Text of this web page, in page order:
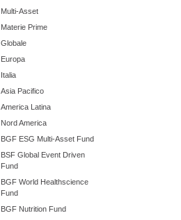
Multi-Asset
Materie Prime
Globale
Europa
Italia
Asia Pacifico
America Latina
Nord America
BGF ESG Multi-Asset Fund
BSF Global Event Driven
Fund
BGF World Healthscience
Fund
BGF Nutrition Fund